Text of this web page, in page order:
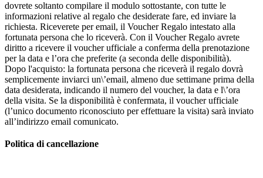
dovrete soltanto compilare il modulo sottostante, con tutte le
informazioni relative al regalo che desiderate fare, ed inviare la
richiesta. Riceverete per email, il Voucher Regalo intestato alla
fortunata persona che lo riceverà. Con il Voucher Regalo avrete
diritto a ricevere il voucher ufficiale a conferma della prenotazione
per la data e l’ora che preferite (a seconda delle disponibilità).
Dopo l'acquisto: la fortunata persona che riceverà il regalo dovrà
semplicemente inviarci un\’email, almeno due settimane prima della
data desiderata, indicando il numero del voucher, la data e l\’ora
della visita. Se la disponibilità è confermata, il voucher ufficiale
(l’unico documento riconosciuto per effettuare la visita) sarà inviato
all’indirizzo email comunicato.
Politica di cancellazione